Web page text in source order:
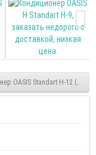
OASIS Standart H-12 (On/